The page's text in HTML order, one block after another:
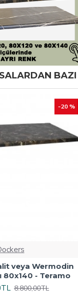
BAZI
-20 %
Wermodin Masa
- Indiana Wood
10.000,00TL